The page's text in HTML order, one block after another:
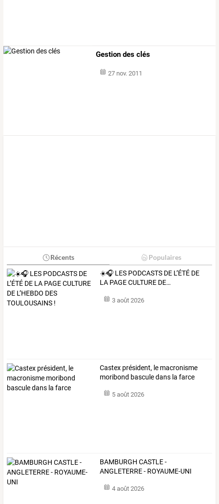
Gestion des clés
27 nov. 2011
Récents Populaires
☀️🎧 LES PODCASTS DE L’ÉTÉ DE
LA PAGECULTURE DE…
3 août 2026
Castex président, le macronisme
moribond bascule dans la farce
5 août 2026
BAMBURGH CASTLE -
ANGLETERRE - ROYAUME-UNI
4 août 2026